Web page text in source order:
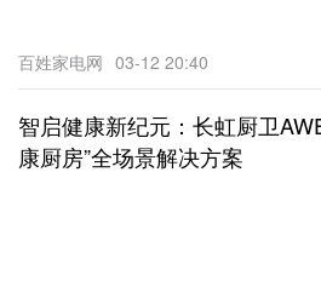
百姓家电网 03-12 20:40
智启健康新纪元：长虹厨卫
康厨房”全场景解决方案